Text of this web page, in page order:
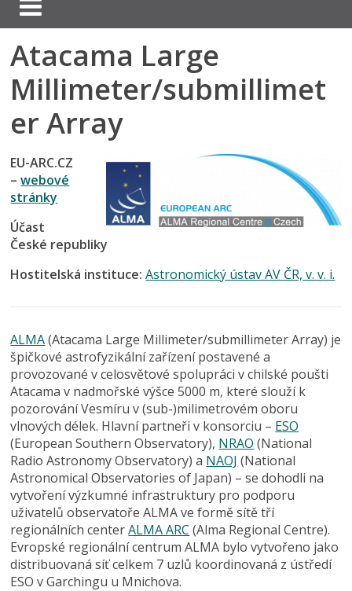
Atacama Large
Millimeter/submillimet
er Array
EU-ARC.CZ
–webové
stránky
Účast
České republiky
Hostitelská instituce:Astronomický ústav AV ČR, v. v. i.
ALMA(Atacama Large Millimeter/submillimeter Array) je
špičkové astrofyzikální zařízení postavené a
provozované v celosvětové spolupráci v chilské poušti
Atacama v nadmořské výšce 5000 m, které slouží k
pozorování Vesmíru v (sub-)milimetrovém oboru
vlnových délek. Hlavní partneři v konsorciu – ESO
(European Southern Observatory), NRAO (National
Radio Astronomy Observatory) a NAOJ (National
Astronomical Observatories of Japan) – se dohodli na
vytvoření výzkumné infrastruktury pro podporu
uživatelů observatoře ALMA ve formě sítě tří
regionálních centerALMA ARC (Alma Regional Centre).
Evropské regionální centrum ALMA bylo vytvořeno jako
distribuovaná síť celkem 7 uzlů koordinovaná z ústředí
ESO v Garchingu u Mnichova.